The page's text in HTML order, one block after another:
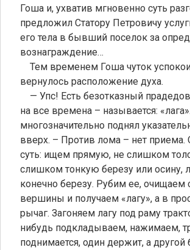
Гоша и, ухватив мгновенно суть
предложил Статору Петровичу
его тела в бывший поселок за
вознаграждение…
Тем временем Гоша чуток
вернулось расположение духа.
— Упс! Есть безотказный
на все времена – называется:
многозначительно поднял
вверх. – Против лома – нет приема.
суть: ищем прямую, не слишком
слишком тонкую березу или осину,
конечно березу. Рубим ее, очищаем
вершины и получаем «лагу», а в
рычаг. Загоняем лагу под раму
нибудь подкладываем, нажимаем,
поднимается, один держит, а другой